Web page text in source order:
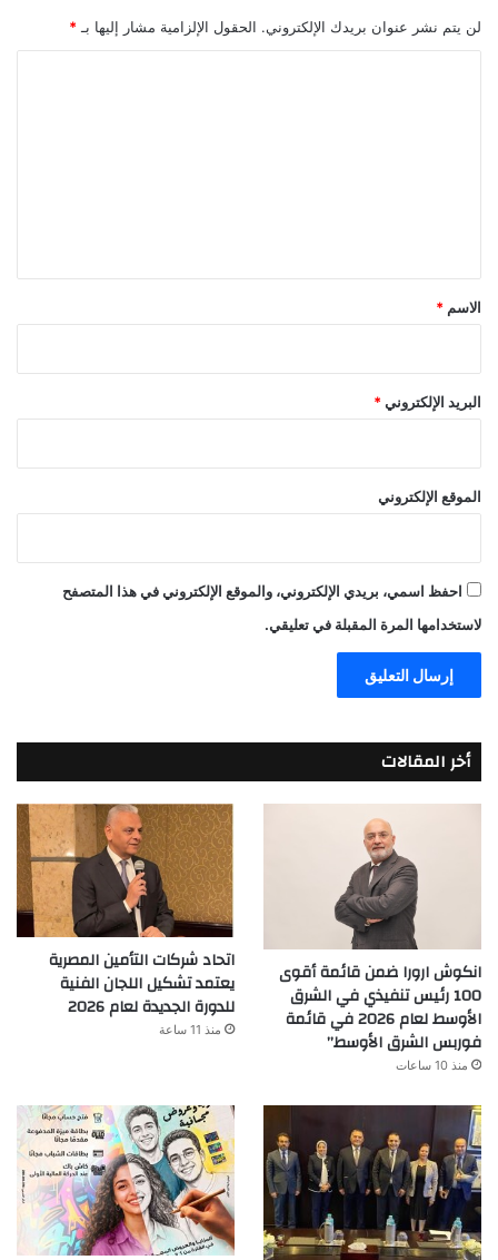
لن يتم نشر عنوان بريدك الإلكتروني. الحقول الإلزامية مشار إليها بـ *
*
الاسم *
البريد الإلكتروني *
الموقع الإلكتروني
احفظ اسمي، بريدي الإلكتروني، والموقع الإلكتروني في هذا المتصفح
لاستخدامها المرة المقبلة في تعليقي.
أخر المقالات
انكوش ارورا ضمن قائمة أقوى
100 رئيس تنفيذي في الشرق
الأوسط لعام 2026 في قائمة
فوربس الشرق الأوسط”
منذ 10 ساعات
اتحاد شركات التأمين المصرية
يعتمد تشكيل اللجان الفنية
للدورة الجديدة لعام 2026
منذ 11 ساعة